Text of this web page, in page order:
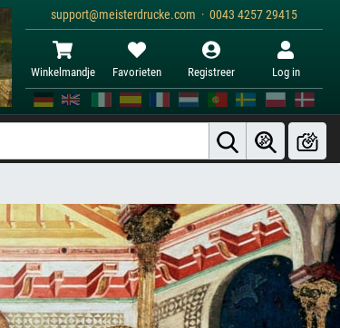
support@meisterdrucke.com · 0043 4257 29415
Winkelmandje Favorieten Registreer Log in